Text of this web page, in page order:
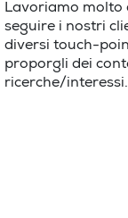
Lavoriamo molto
seguire i nostri
diversi touch-
proporgli dei
ricerche/interessi.